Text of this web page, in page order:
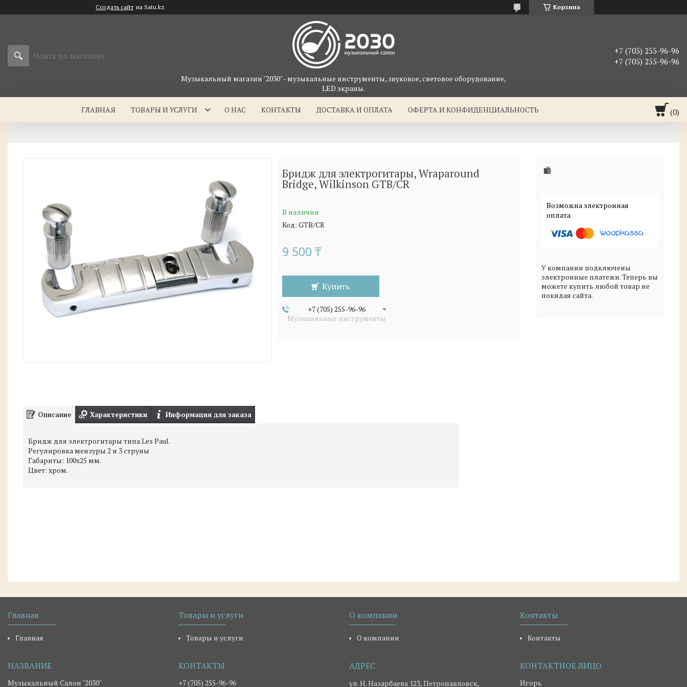
Создать сайт на Satu.kz Корзина
Музыкальный магазин "2030" - музыкальные инструменты, звуковое, световое оборудование,
LED экраны.
+7 (705) 255-96-96
+7 (705) 255-96-96
ГЛАВНАЯ ТОВАРЫ И УСЛУГИ О НАС КОНТАКТЫ ДОСТАВКА И ОПЛАТА ОФЕРТА И КОНФИДЕНЦИАЛЬНОСТЬ
Бридж для электрогитары, Wraparound
Bridge, Wilkinson GTB/CR
В наличии
Код: GTB/CR
9 500 ₸
Купить
+7 (705) 255-96-96
Музыкальные инструменты
У компании подключены
электронные платежи. Теперь вы
можете купить любой товар не
покидая сайта.
Описание Характеристики Информация для заказа
Бридж для электрогитары типа Les Paul.
Регулировка мензуры 2 и 3 струны
Габариты: 100х25 мм.
Цвет: хром.
Главная
Главная
Товары и услуги
Товары и услуги
О компании
О компании
Контакты
Контакты
Музыкальный Салон "2030" +7 (705) 255-96-96 ул. Н. Назарбаева 123, Петропавловск, Игорь